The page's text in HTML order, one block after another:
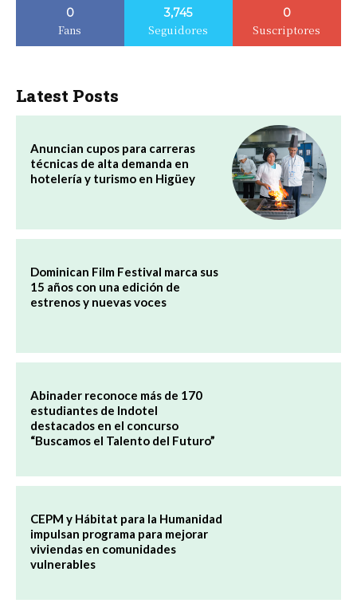
0
Fans
3,745
Seguidores
0
Suscriptores
Latest Posts
Anuncian cupos para carreras
técnicas de alta demanda en
hotelería y turismo en Higüey
Dominican Film Festival marca sus
15 años con una edición de
estrenos y nuevas voces
Abinader reconoce más de 170
estudiantes de Indotel
destacados en el concurso
“Buscamos el Talento del Futuro”
CEPM y Hábitat para la Humanidad
impulsan programa para mejorar
viviendas en comunidades
vulnerables